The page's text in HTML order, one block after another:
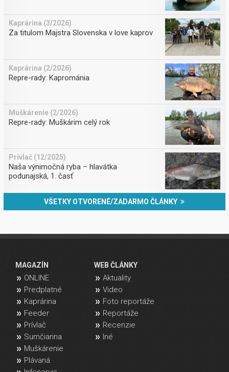
Kaprárina (3/2026)
Za titulom Majstra Slovenska v love kaprov
Kaprárina (2/2026)
Repre-rady: Kaprománia
Muškárenie (2/2026)
Repre-rady: Muškárim celý rok
Prívlač (12/2025)
Naša výnimočná ryba – hlavátka
podunajská, 1. časť
VŠETKY OTVORENÉ/ZADARMO ČLÁNKY
MAGAZÍN
ONLINE
Predplatné
Kaprárina
Feeder
Prívlač
Sumčiarina
Muškárenie
Plávaná
WEB ČLÁNKY
Aktuality
Video
Foto reportáže
Reportáže
Recenzie
Iné